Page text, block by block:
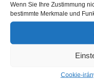
Wenn Sie Ihre Zustimmung
bestimmte Merkmale und
Cookie-
Dritter Schritt